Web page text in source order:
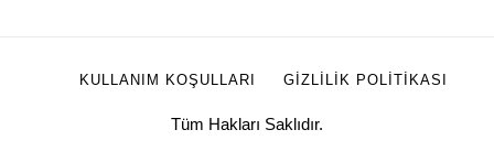
Tüm Hakları Saklıdır.
KULLANIM KOŞULLARI GIZLILIK POLITIKASI